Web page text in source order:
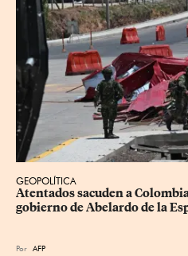
GEOPOLÍTICA
Atentados sacuden a
gobierno de Abelardo de la
Por AFP